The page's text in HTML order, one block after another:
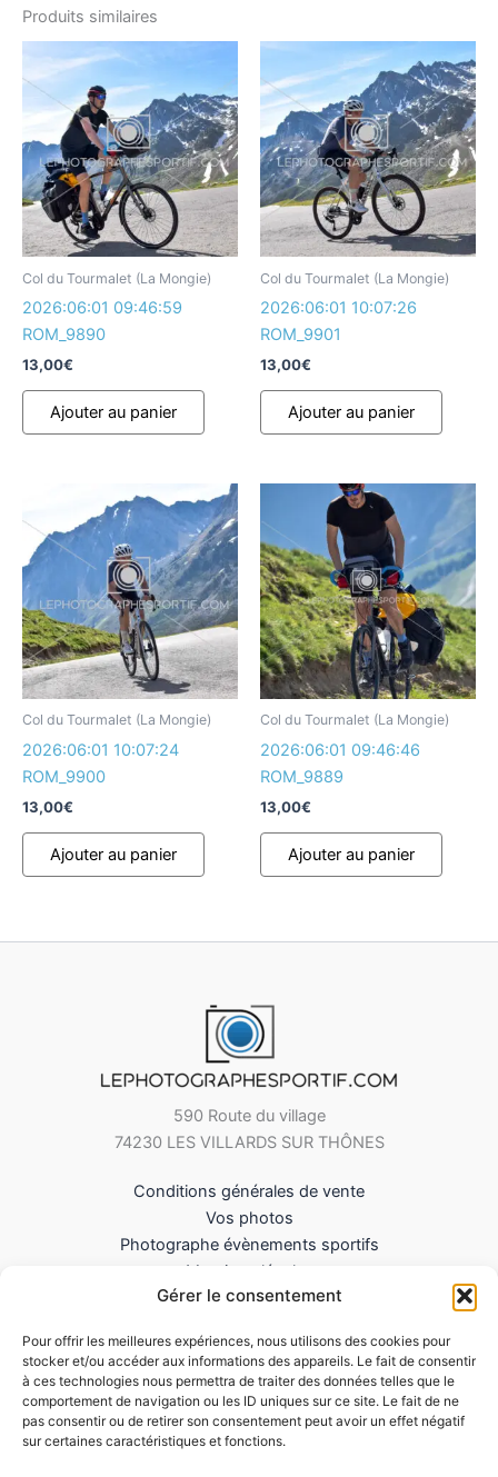
Gérer le consentement
Pour offrir les meilleures expériences, nous utilisons des cookies pour
stocker et/ou accéder aux informations des appareils. Le fait de consentir
à ces technologies nous permettra de traiter des données telles que le
comportement de navigation ou les ID uniques sur ce site. Le fait de ne
pas consentir ou de retirer son consentement peut avoir un effet négatif
sur certaines caractéristiques et fonctions.
Produits similaires
Col du Tourmalet (La Mongie)
2026:06:01 09:46:59
ROM_9890
13,00€
Ajouter au panier
Col du Tourmalet (La Mongie)
2026:06:01 10:07:26
ROM_9901
13,00€
Ajouter au panier
Col du Tourmalet (La Mongie)
2026:06:01 10:07:24
ROM_9900
13,00€
Ajouter au panier
Col du Tourmalet (La Mongie)
2026:06:01 09:46:46
ROM_9889
13,00€
Ajouter au panier
590 Route du village
74230 LES VILLARDS SUR THÔNES
Conditions générales de vente
Vos photos
Photographe évènements sportifs
Mentions légales
Mes Téléchargements
Politique de cookies (UE)